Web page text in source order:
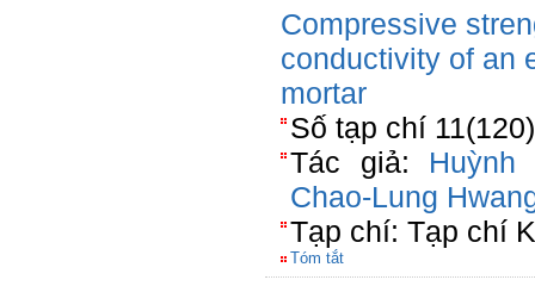
Compressive
conductivity of an
mortar
Số tạp chí
Tác giả: Huỳnh
Chao-Lung
Tạp chí: Tạp chí
Tóm tắt